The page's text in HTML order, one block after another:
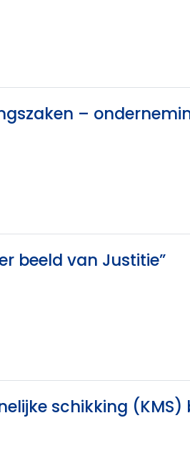
–
beeld van Justitie”
schikking